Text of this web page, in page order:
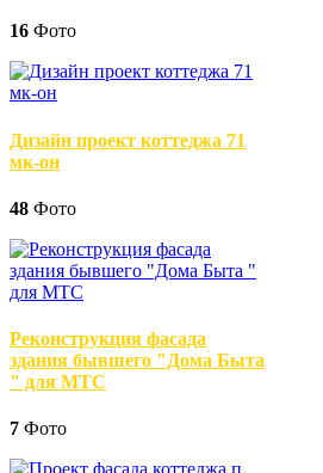
16 Фото
Дизайн проект коттеджа 71
мк-он
48 Фото
Реконструкция фасада
здания бывшего "Дома Быта
" для МТС
7 Фото